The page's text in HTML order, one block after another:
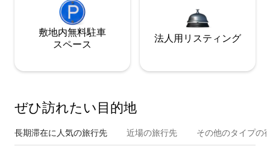
敷地内無料駐⁠車
ス⁠ペ⁠ー⁠ス
法人用リスティング
ぜひ訪⁠れ⁠た⁠い目⁠的⁠地
長期滞在に人気の旅行先 近場の旅行先 その他のタ⁠イ⁠プ⁠の